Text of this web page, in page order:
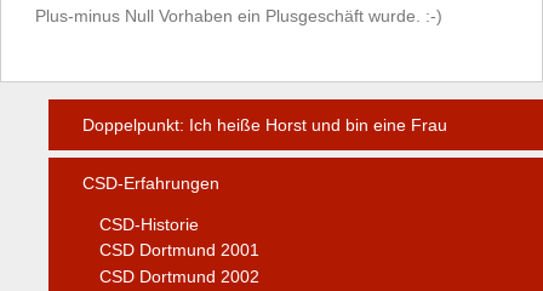
Plus-minus Null Vorhaben ein Plusgeschäft wurde. :-)
Doppelpunkt: Ich heiße Horst und bin eine Frau
CSD-Erfahrungen
CSD-Historie
CSD Dortmund 2001
CSD Dortmund 2002